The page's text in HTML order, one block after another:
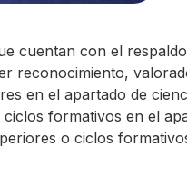
cuentan con el
reconocimiento,
en el apartado de
formativos en el
o ciclos